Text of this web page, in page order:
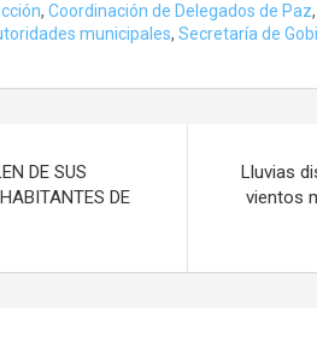
, Coordinación de Delegados de Paz,
municipales, Secretaría de
DE SUS
DE
Lluvias
vientos